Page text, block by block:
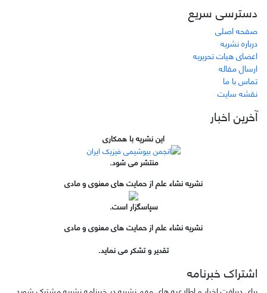
دسترسی سریع
صفحه اصلی
درباره نشریه
اعضای هیات تحریریه
ارسال مقاله
تماس با ما
نقشه سایت
آخرین اخبار
این نشریه با همکاری
منتشر می شود.
نشریه نشاء علم از حمایت های معنوی و مادی
سپاسگزار است.
نشریه نشاء علم از حمایت های معنوی و مادی
تقدیر و تشکر می نماید.
اشتراک خبرنامه